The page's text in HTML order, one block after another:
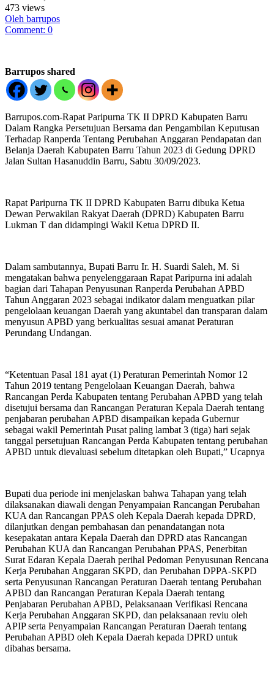
473 views
Oleh barrupos
Comment: 0
Barrupos shared
Barrupos.com-Rapat Paripurna TK II DPRD Kabupaten Barru
Dalam Rangka Persetujuan Bersama dan Pengambilan Keputusan
Terhadap Ranperda Tentang Perubahan Anggaran Pendapatan dan
Belanja Daerah Kabupaten Barru Tahun 2023 di Gedung DPRD
Jalan Sultan Hasanuddin Barru, Sabtu 30/09/2023.
Rapat Paripurna TK II DPRD Kabupaten Barru dibuka Ketua
Dewan Perwakilan Rakyat Daerah (DPRD) Kabupaten Barru
Lukman T dan didampingi Wakil Ketua DPRD II.
Dalam sambutannya, Bupati Barru Ir. H. Suardi Saleh, M. Si
mengatakan bahwa penyelenggaraan Rapat Paripurna ini adalah
bagian dari Tahapan Penyusunan Ranperda Perubahan APBD
Tahun Anggaran 2023 sebagai indikator dalam menguatkan pilar
pengelolaan keuangan Daerah yang akuntabel dan transparan dalam
menyusun APBD yang berkualitas sesuai amanat Peraturan
Perundang Undangan.
“Ketentuan Pasal 181 ayat (1) Peraturan Pemerintah Nomor 12
Tahun 2019 tentang Pengelolaan Keuangan Daerah, bahwa
Rancangan Perda Kabupaten tentang Perubahan APBD yang telah
disetujui bersama dan Rancangan Peraturan Kepala Daerah tentang
penjabaran perubahan APBD disampaikan kepada Gubernur
sebagai wakil Pemerintah Pusat paling lambat 3 (tiga) hari sejak
tanggal persetujuan Rancangan Perda Kabupaten tentang perubahan
APBD untuk dievaluasi sebelum ditetapkan oleh Bupati,” Ucapnya
Bupati dua periode ini menjelaskan bahwa Tahapan yang telah
dilaksanakan diawali dengan Penyampaian Rancangan Perubahan
KUA dan Rancangan PPAS oleh Kepala Daerah kepada DPRD,
dilanjutkan dengan pembahasan dan penandatangan nota
kesepakatan antara Kepala Daerah dan DPRD atas Rancangan
Perubahan KUA dan Rancangan Perubahan PPAS, Penerbitan
Surat Edaran Kepala Daerah perihal Pedoman Penyusunan Rencana
Kerja Perubahan Anggaran SKPD, dan Perubahan DPPA-SKPD
serta Penyusunan Rancangan Peraturan Daerah tentang Perubahan
APBD dan Rancangan Peraturan Kepala Daerah tentang
Penjabaran Perubahan APBD, Pelaksanaan Verifikasi Rencana
Kerja Perubahan Anggaran SKPD, dan pelaksanaan reviu oleh
APIP serta Penyampaian Rancangan Peraturan Daerah tentang
Perubahan APBD oleh Kepala Daerah kepada DPRD untuk
dibahas bersama.